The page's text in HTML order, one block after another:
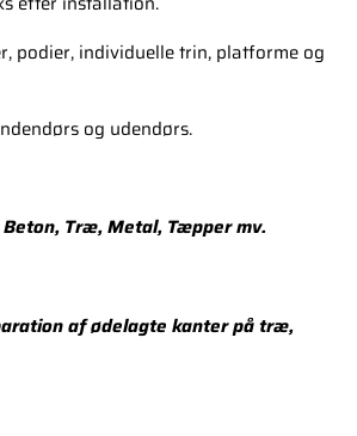
podier, individuelle trin, platforme og
og udendørs.
Træ, Metal, Tæpper mv.
af ødelagte kanter på træ,